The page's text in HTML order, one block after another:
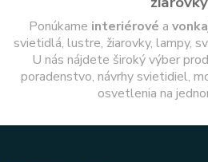
Ponúkame interiérové a
svietidlá, lustre, žiarovky, lampy,
U nás nájdete široký výber
poradenstvo, návrhy svietidiel,
osvetlenia na